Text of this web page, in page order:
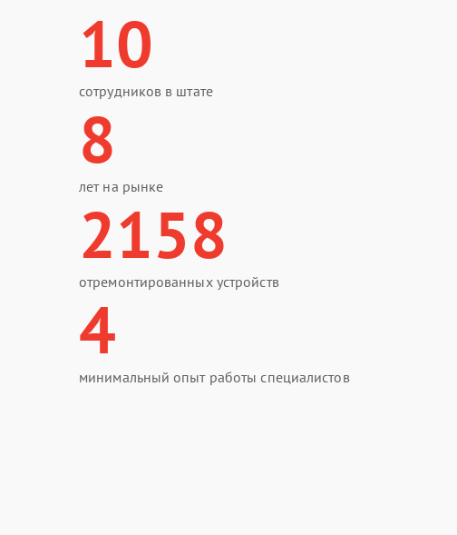
10
сотрудников в штате
8
лет на рынке
2158
отремонтированных устройств
4
минимальный опыт работы специалистов